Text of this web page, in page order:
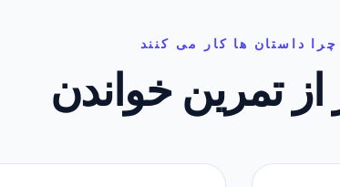
چرا داستان ها کار می کنند
از تمرین خواندن